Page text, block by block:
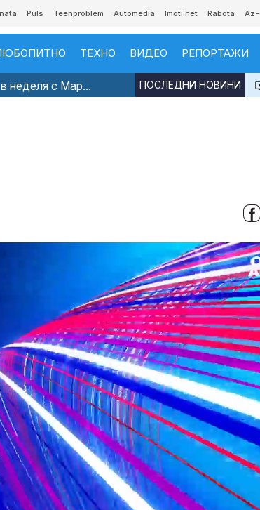
Puls Teenproblem Automedia Imoti.net Rabota Az-
ТЕХНО ВИДЕО РЕПОРТАЖИ
неделя с Мар... ПОСЛЕДНИ НОВИНИ